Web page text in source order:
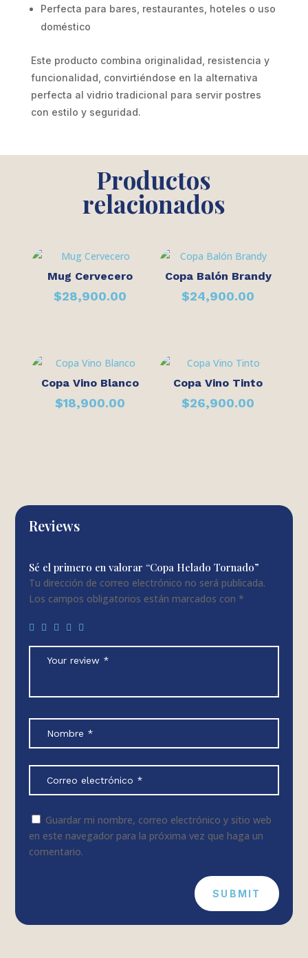
Perfecta para bares, restaurantes, hoteles o uso
doméstico
Este producto combina originalidad, resistencia y
funcionalidad, convirtiéndose en la alternativa
perfecta al vidrio tradicional para servir postres
con estilo y seguridad.
Productos
relacionados
Mug Cervecero
$28,900.00
Copa Balón Brandy
$24,900.00
Copa Vino Blanco
$18,900.00
Copa Vino Tinto
$26,900.00
Reviews
Sé el primero en valorar “Copa Helado Tornado”
Tu dirección de correo electrónico no será publicada.
Los campos obligatorios están marcados con *
Guardar mi nombre, correo electrónico y sitio web
en este navegador para la próxima vez que haga un
comentario.
SUBMIT